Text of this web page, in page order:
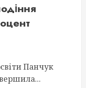
Панчук